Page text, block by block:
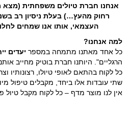
אנחנו חברת טיולים משפחתית (מצא
רחוק מהעץ…) בעלת ניסיון רב בשנים
העצמאי, אותו אנו שמחים לחלוק
למה אנחנו?
כל אחד מאתנו מתמחה במספריעדים
הרגליים". היותנו חברת בוטיק מחייב
כל לקוח בהתאם לאופי טיולו, רצונותיו
שתי עובדות אלו ביחד, מקבלים טיפול
אין לנו מוצר מדף – כל לקוח מקבל טיול